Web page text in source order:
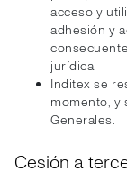
acceso y
adhesión y
jurídica.
Inditex se
momento, y
Generales.
Cesión a